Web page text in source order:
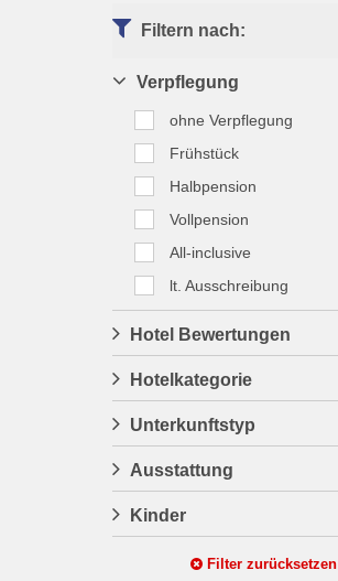
Filtern nach:
Verpflegung
ohne Verpflegung
Frühstück
Halbpension
Vollpension
All-inclusive
lt. Ausschreibung
Hotel Bewertungen
Hotelkategorie
Unterkunftstyp
Ausstattung
Kinder
Filter zurücksetzen